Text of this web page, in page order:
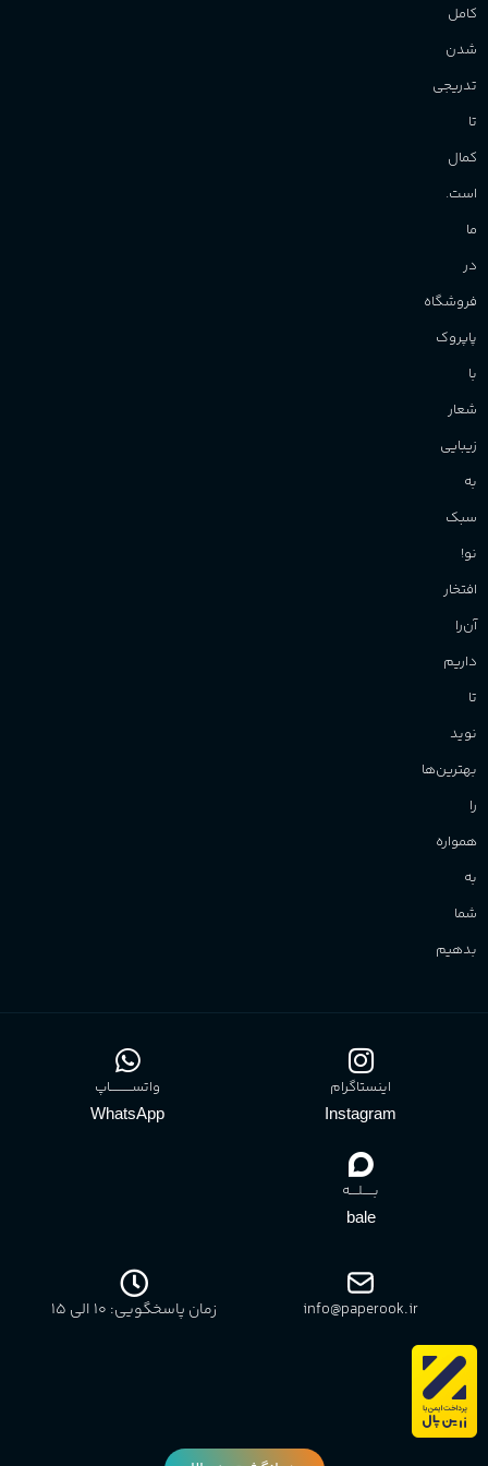
کامل
شدن
تدریجی
تا
کمال
است.
ما
در
فروشگاه
پاپروک
با
شعار
زیبایی
به
سبک
نو!
افتخار
آن‌را
داریم
تا
نوید
بهترین‌ها
را
همواره
به
شما
بدهیم
اینستاگرام
Instagram
واتســــــــــاپ
WhatsApp
بـــــلــــه
bale
info@paperook.ir زمان پاسخگویی: 10 الی ۱5